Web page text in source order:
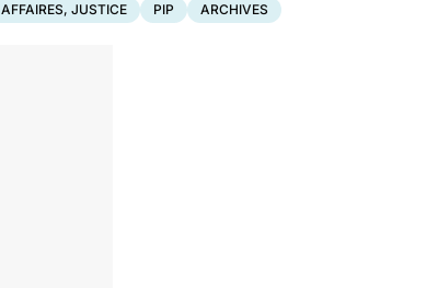
AFFAIRES, JUSTICE PIP ARCHIVES